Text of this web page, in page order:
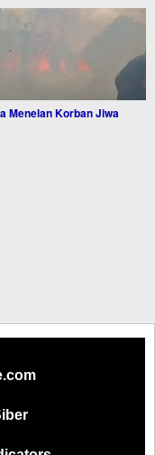
Menelan Korban Jiwa